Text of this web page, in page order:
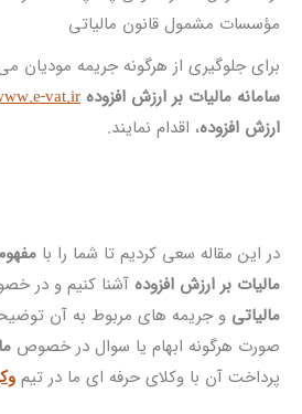
مؤسسات مشمول قانون مالیاتی
برای جلوگیری از هرگونه جریمه مودیان می
سامانه مالیات بر ارزش افزوده vat.ir
ارزش افزوده، اقدام نمایند.
در این مقاله سعی کردیم تا شما را با
مالیات بر ارزش افزوده آشنا کنیم و در
مالیاتی و جریمه های مربوط به آن
صورت هرگونه ابهام یا سوال در خصوص
پرداخت آن با وکلای حرفه ای ما در تیم